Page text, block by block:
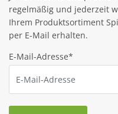
regelmäßig und jederzeit
Ihrem Produktsortiment
per E-Mail erhalten.
E-Mail-Adresse*